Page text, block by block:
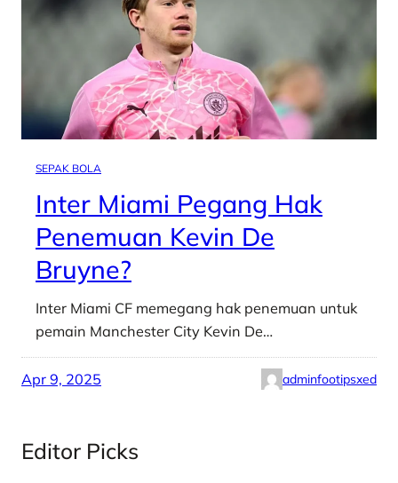
SEPAK BOLA
Inter Miami Pegang Hak
Penemuan Kevin De
Bruyne?
Inter Miami CF memegang hak penemuan untuk
pemain Manchester City Kevin De…
Apr 9, 2025 adminfootipsxed
Editor Picks